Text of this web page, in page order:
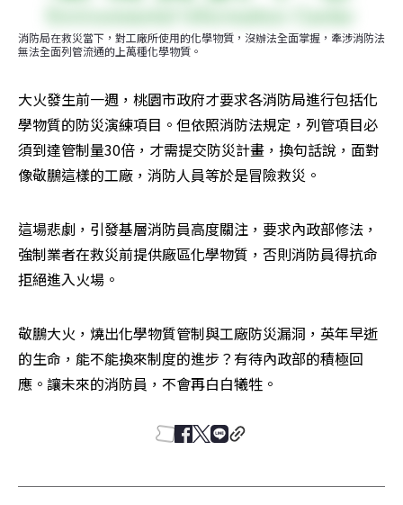
消防局在救災當下，對工廠所使用的化學物質，沒辦法全面掌握，牽涉消防法
無法全面列管流通的上萬種化學物質。
大火發生前一週，桃園市政府才要求各消防局進行包括化
學物質的防災演練項目。但依照消防法規定，列管項目必
須到達管制量30倍，才需提交防災計畫，換句話說，面對
像敬鵬這樣的工廠，消防人員等於是冒險救災。
這場悲劇，引發基層消防員高度關注，要求內政部修法，
強制業者在救災前提供廠區化學物質，否則消防員得抗命
拒絕進入火場。
敬鵬大火，燒出化學物質管制與工廠防災漏洞，英年早逝
的生命，能不能換來制度的進步？有待內政部的積極回
應。讓未來的消防員，不會再白白犧牲。